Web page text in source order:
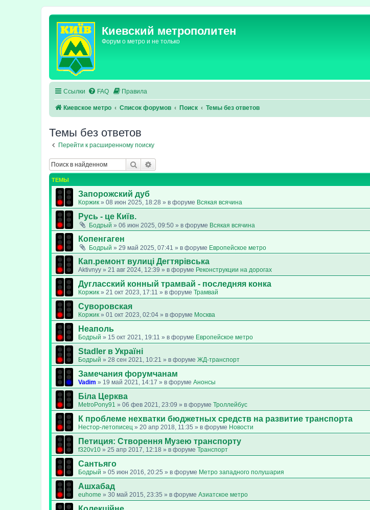
Киевский метрополитен
Форум о метро и не только
Ссылки FAQ Правила
Киевское метро Список форумов Поиск Темы без ответов
Темы без ответов
Перейти к расширенному поиску
Поиск
ТЕМЫ
Запорожский дуб
Коржик » 08 июн 2025, 18:28 » в форуме Всякая всячина
Русь - це Київ.
Бодрый » 06 июн 2025, 09:50 » в форуме Всякая всячина
Копенгаген
Бодрый » 29 май 2025, 07:41 » в форуме Европейское метро
Кап.ремонт вулиці Дегтярівська
Aktivnyy » 21 авг 2024, 12:39 » в форуме Реконструкции на дорогах
Дугласский конный трамвай - последняя конка
Коржик » 21 окт 2023, 17:11 » в форуме Трамвай
Суворовская
Коржик » 01 окт 2023, 02:04 » в форуме Москва
Неаполь
Бодрый » 15 окт 2021, 19:11 » в форуме Европейское метро
Stadler в Україні
Бодрый » 28 сен 2021, 10:21 » в форуме ЖД-транспорт
Замечания форумчанам
Vadim » 19 май 2021, 14:17 » в форуме Анонсы
Біла Церква
MetroPony91 » 06 фев 2021, 23:09 » в форуме Троллейбус
К проблеме нехватки бюджетных средств на развитие транспорта
Нестор-летописец » 20 апр 2018, 11:35 » в форуме Новости
Петиция: Cтворення Музею транспорту
f320v10 » 25 апр 2017, 12:18 » в форуме Транспорт
Сантьяго
Бодрый » 05 июн 2016, 20:25 » в форуме Метро западного полушария
Ашхабад
euhome » 30 май 2015, 23:35 » в форуме Азиатское метро